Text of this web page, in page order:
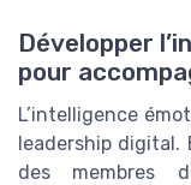
Développer
pour
L’intelligence
leadership digital.
des membres